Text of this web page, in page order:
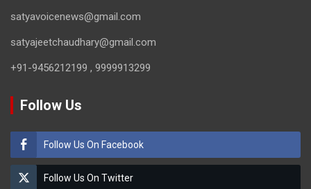
satyavoicenews@gmail.com
satyajeetchaudhary@gmail.com
+91-9456212199 , 9999913299
Follow Us
Follow Us On Facebook
Follow Us On Twitter